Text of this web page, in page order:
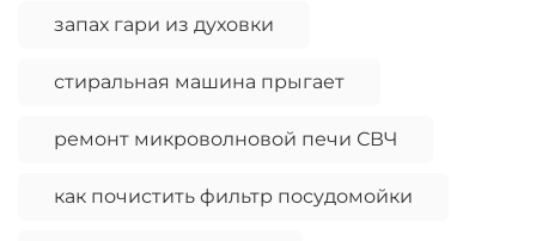
запах гари из духовки
стиральная машина прыгает
ремонт микроволновой печи СВЧ
как почистить фильтр посудомойки